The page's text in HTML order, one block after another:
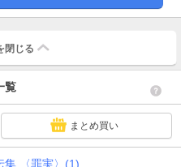
閉じる
覧
まとめ買い
集 〈罪実〉(1)